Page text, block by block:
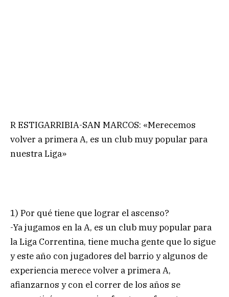
R ESTIGARRIBIA-SAN MARCOS: «Merecemos
volver a primera A, es un club muy popular para
nuestra Liga»
1) Por qué tiene que lograr el ascenso?
-Ya jugamos en la A, es un club muy popular para
la Liga Correntina, tiene mucha gente que lo sigue
y este año con jugadores del barrio y algunos de
experiencia merece volver a primera A,
afianzarnos y con el correr de los años se